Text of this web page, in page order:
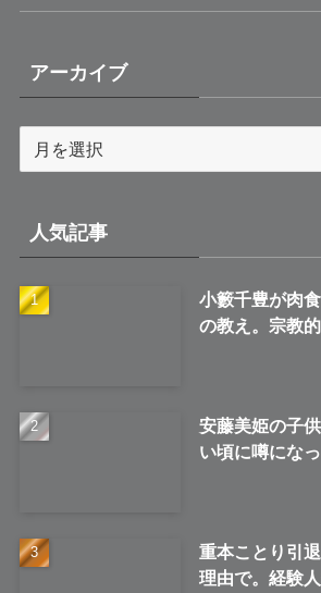
アーカイブ
ブ
人気記事
小籔千豊が肉
の教え。宗教
安藤美姫の子
い頃に噂にな
重本ことり引
理由で。経験